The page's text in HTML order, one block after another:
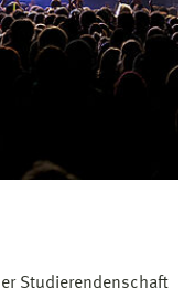
Studierendenschaft